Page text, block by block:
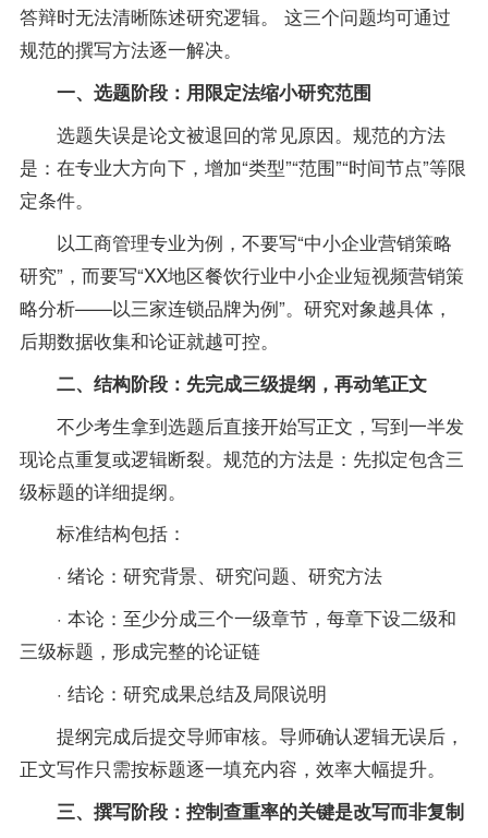
答辩时无法清晰陈述研究逻辑。 这三个问题均可通过
规范的撰写方法逐一解决。
一、选题阶段：用限定法缩小研究范围
选题失误是论文被退回的常见原因。规范的方法
是：在专业大方向下，增加“类型”“范围”“时间节点”等限
定条件。
以工商管理专业为例，不要写“中小企业营销策略
研究”，而要写“XX地区餐饮行业中小企业短视频营销策
略分析——以三家连锁品牌为例”。研究对象越具体，
后期数据收集和论证就越可控。
二、结构阶段：先完成三级提纲，再动笔正文
不少考生拿到选题后直接开始写正文，写到一半发
现论点重复或逻辑断裂。规范的方法是：先拟定包含三
级标题的详细提纲。
标准结构包括：
· 绪论：研究背景、研究问题、研究方法
· 本论：至少分成三个一级章节，每章下设二级和
三级标题，形成完整的论证链
· 结论：研究成果总结及局限说明
提纲完成后提交导师审核。导师确认逻辑无误后，
正文写作只需按标题逐一填充内容，效率大幅提升。
三、撰写阶段：控制查重率的关键是改写而非复制